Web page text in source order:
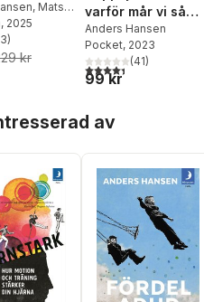
, Mats
, 2025
stjärnor. Totalt antal röster:
3)
kr
varför mår vi så
dåligt när vi har
så bra?
Anders Hansen
Pocket, 2023
4,4utav 5 stjärnor.
(41)
99 kr
av